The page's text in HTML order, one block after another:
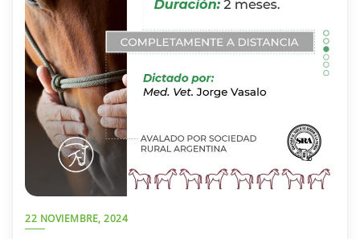
22 NOVIEMBRE, 2024